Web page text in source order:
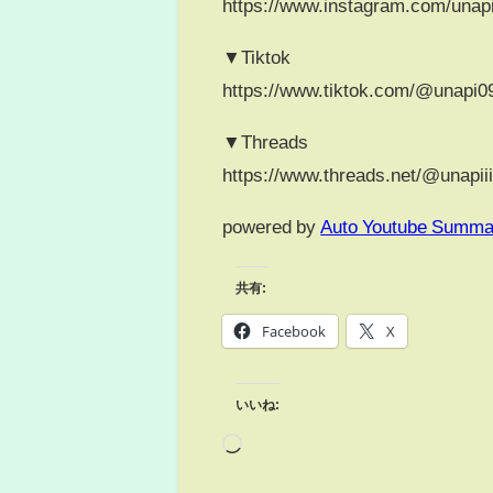
https://www.instagram.com/
▼Tiktok
https://www.tiktok.com/
▼Threads
https://www.threads.net/
powered by Auto Youtube
共有:
Facebook X
いいね: